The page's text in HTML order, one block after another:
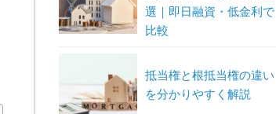
選｜即日融資・低金利で
比較
抵当権と根抵当権の違い
を分かりやすく解説